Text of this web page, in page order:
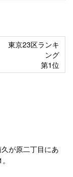
東京23区ランキ
ング
第1位
が原二丁目にあ